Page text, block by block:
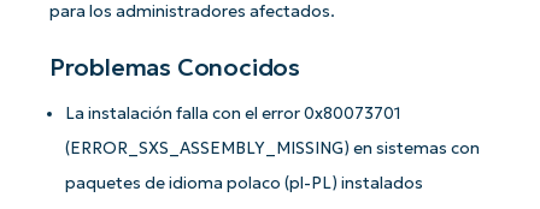
para los administradores afectados.
Problemas Conocidos
La instalación falla con el error 0x80073701
(ERROR_SXS_ASSEMBLY_MISSING) en sistemas con
paquetes de idioma polaco (pl-PL) instalados